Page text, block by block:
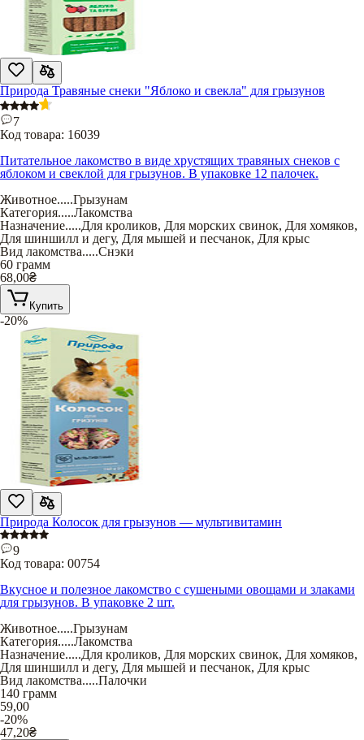
Природа Травяные снеки "Яблоко и свекла" для грызунов
7
Код товара: 16039
Питательное лакомство в виде хрустящих травяных снеков с
яблоком и свеклой для грызунов. В упаковке 12 палочек.
Животное.....Грызунам
Категория.....Лакомства
Назначение.....Для кроликов, Для морских свинок, Для хомяков,
Для шиншилл и дегу, Для мышей и песчанок, Для крыс
Вид лакомства.....Снэки
60 грамм
68,00₴
Купить
-20%
Природа Колосок для грызунов — мультивитамин
9
Код товара: 00754
Вкусное и полезное лакомство с сушеными овощами и злаками
для грызунов. В упаковке 2 шт.
Животное.....Грызунам
Категория.....Лакомства
Назначение.....Для кроликов, Для морских свинок, Для хомяков,
Для шиншилл и дегу, Для мышей и песчанок, Для крыс
Вид лакомства.....Палочки
140 грамм
59,00
-20%
47,20₴